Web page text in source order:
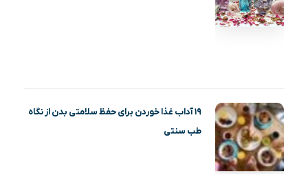
۱۹ آداب غذا خوردن برای حفظ سلامتی بدن از نگاه
طب سنتی